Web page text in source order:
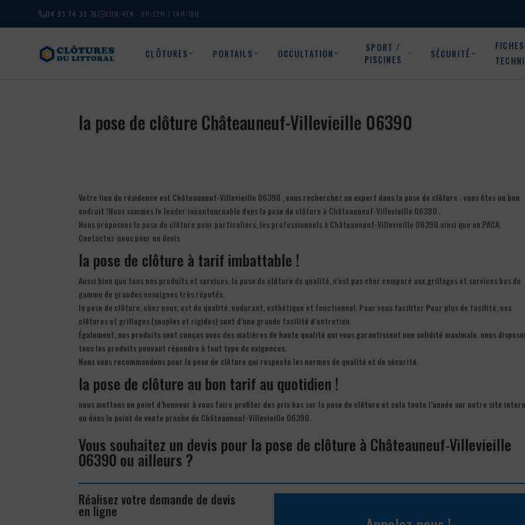
04 93 74 33 76 LUN-VEN · 8H-12H / 14H-18H
CLÔTURES PORTAILS OCCULTATION
SPORT /
PISCINES
SÉCURITÉ
FICHES
la pose de clôture Châteauneuf-Villevieille 06390
Votre lieu de résidence est Châteauneuf-Villevieille 06390 , vous recherchez un expert dans la pose de clôture : vous êtes au bon
endroit !Nous sommes le leader incontournable dans la pose de clôture à Châteauneuf-Villevieille 06390 .
Nous proposons la pose de clôture pour particuliers, les professionnels à Châteauneuf-Villevieille 06390 ainsi que en PACA.
Contactez-nous pour un devis
la pose de clôture à tarif imbattable !
Aussi bien que tous nos produits et services, la pose de clôture de qualité, n’est pas cher comparé aux grillages et services bas de
gamme de grandes enseignes très réputés.
la pose de clôture, chez nous, est de qualité. endurant, esthétique et fonctionnel. Pour vous faciliter Pour plus de facilité, nos
clôtures et grillages (souples et rigides) sont d’une grande facilité d’entretien.
Également, nos produits sont conçus avec des matières de haute qualité qui vous garantissent une solidité maximale. nous
tous les produits pouvant répondre à tout type de exigences.
Nous vous recommandons pour la pose de clôture qui respecte les normes de qualité et de sécurité.
la pose de clôture au bon tarif au quotidien !
nous mettons un point d’honneur à vous faire profiter des prix bas sur la pose de clôture et cela toute l’année sur notre site
ou dans le point de vente proche de Châteauneuf-Villevieille 06390.
Vous souhaitez un devis pour la pose de clôture à Châteauneuf-Villevieille
06390 ou ailleurs ?
Réalisez votre demande de devis
en ligne